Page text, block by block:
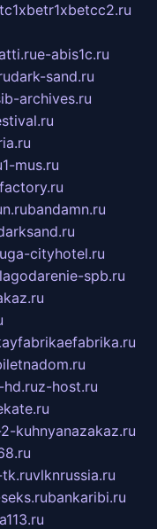
e-abis1c.ru
dark-sand.ru
archives.ru
1-mus.ru
bandamn.ru
cityhotel.ru
spb.ru
z-host.ru
kuhnyanazakaz.ru
vlknrussia.ru
bankaribi.ru